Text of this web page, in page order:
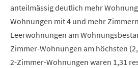
anteilmässig deutlich mehr
Wohnungen mit 4 und mehr
Leerwohnungen am
Zimmer-Wohnungen am höchsten
2-Zimmer-Wohnungen waren 1,31